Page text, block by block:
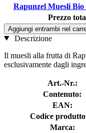
Rapunzel Muesli Bio
Prezzo
Aggiungi entrambi nel
Descrizione
Il muesli alla frutta di
esclusivamente dagli
Art.-Nr.:
Contenuto:
EAN:
Codice
Marca: